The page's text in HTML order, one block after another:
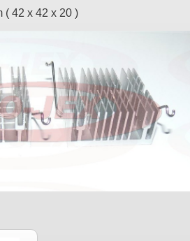
( 42 x 42 x 20 )